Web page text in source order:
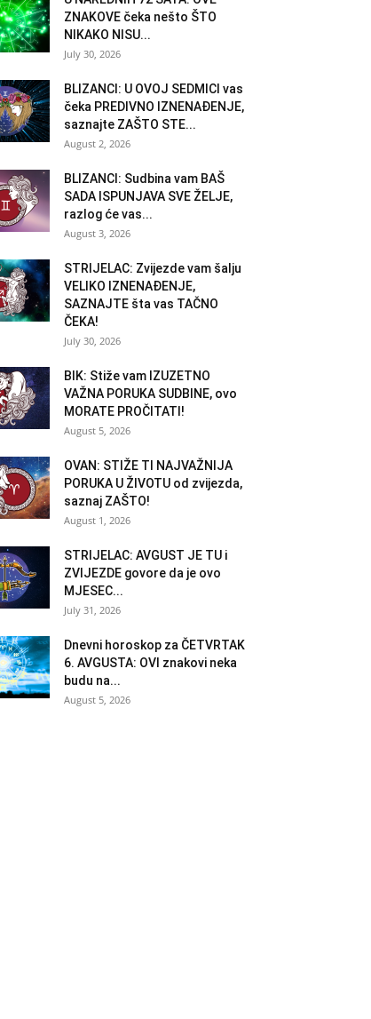
ZNAKOVE čeka nešto ŠTO
NIKAKO NISU...
July 30, 2026
BLIZANCI: U OVOJ SEDMICI vas
čeka PREDIVNO IZNENAĐENJE,
saznajte ZAŠTO STE...
August 2, 2026
BLIZANCI: Sudbina vam BAŠ
SADA ISPUNJAVA SVE ŽELJE,
razlog će vas...
August 3, 2026
STRIJELAC: Zvijezde vam šalju
VELIKO IZNENAĐENJE,
SAZNAJTE šta vas TAČNO
ČEKA!
July 30, 2026
BIK: Stiže vam IZUZETNO
VAŽNA PORUKA SUDBINE, ovo
MORATE PROČITATI!
August 5, 2026
OVAN: STIŽE TI NAJVAŽNIJA
PORUKA U ŽIVOTU od zvijezda,
saznaj ZAŠTO!
August 1, 2026
STRIJELAC: AVGUST JE TU i
ZVIJEZDE govore da je ovo
MJESEC...
July 31, 2026
Dnevni horoskop za ČETVRTAK
6. AVGUSTA: OVI znakovi neka
budu na...
August 5, 2026